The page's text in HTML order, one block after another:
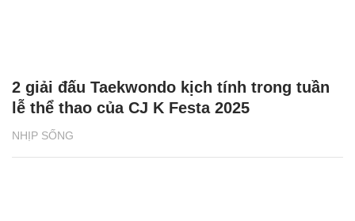
NHỊP SỐNG
2 giải đấu Taekwondo kịch tính trong tuần
lễ thể thao của CJ K Festa 2025